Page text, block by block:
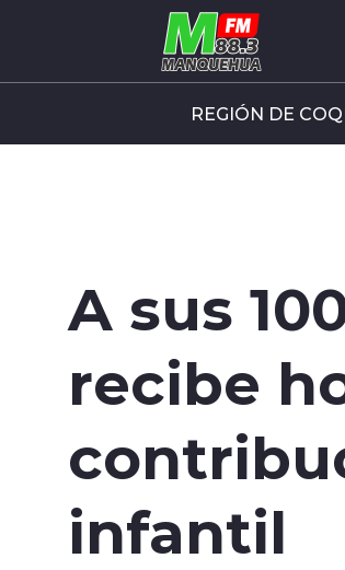
Click acá para ir directamente al
REGIÓN DE
A sus
recibe
infantil